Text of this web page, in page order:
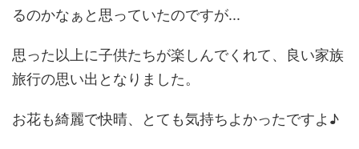
るのかなぁと思っていたのですが...
思った以上に子供たちが楽しんでくれて、良い家族
旅行の思い出となりました。
お花も綺麗で快晴、とても気持ちよかったですよ♪